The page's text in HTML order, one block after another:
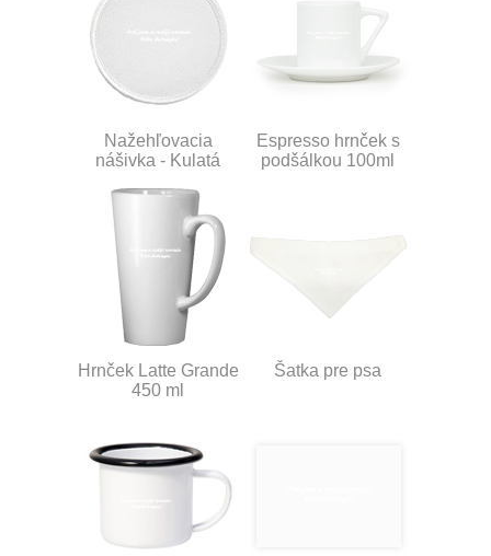
Nažehľovacia
nášivka - Kulatá
Espresso hrnček s
podšálkou 100ml
Hrnček Latte Grande
450 ml
Šatka pre psa